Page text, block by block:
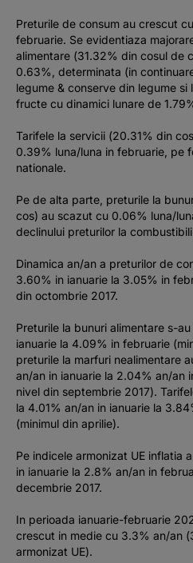
Preturile de consum au crescut
februarie. Se evidentiaza
alimentare (31.32% din cosul de
0.63%, determinata (in
legume & conserve din legume
fructe cu dinamici lunare de
Tarifele la servicii (20.31% din
0.39% luna/luna in februarie, pe
nationale.
Pe de alta parte, preturile la
cos) au scazut cu 0.06% luna/
declinului preturilor la
Dinamica an/an a preturilor de
3.60% in ianuarie la 3.05% in
din octombrie 2017.
Preturile la bunuri alimentare s-
ianuarie la 4.09% in februarie
preturile la marfuri nealimentare
an/an in ianuarie la 2.04% an/an
nivel din septembrie 2017).
la 4.01% an/an in ianuarie la
(minimul din aprilie).
Pe indicele armonizat UE inflatia
in ianuarie la 2.8% an/an in
decembrie 2017.
In perioada ianuarie-februarie
crescut in medie cu 3.3% an/an
armonizat UE).